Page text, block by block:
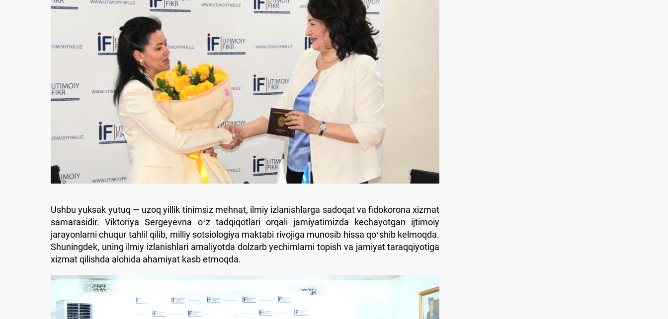
Ushbu yuksak yutuq — uzoq yillik tinimsiz mehnat, ilmiy izlanishlarga sadoqat va fidokorona xizmat
samarasidir. Viktoriya Sergeyevna oʻz tadqiqotlari orqali jamiyatimizda kechayotgan ijtimoiy
jarayonlarni chuqur tahlil qilib, milliy sotsiologiya maktabi rivojiga munosib hissa qoʻshib kelmoqda.
Shuningdek, uning ilmiy izlanishlari amaliyotda dolzarb yechimlarni topish va jamiyat taraqqiyotiga
xizmat qilishda alohida ahamiyat kasb etmoqda.